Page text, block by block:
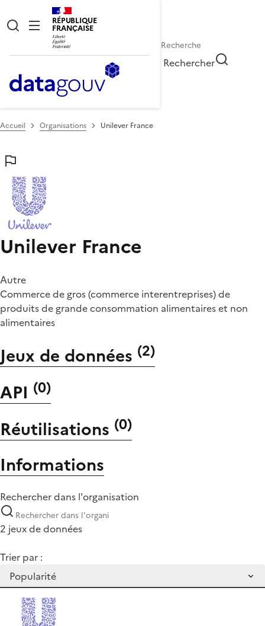
RÉPUBLIQUE
FRANÇAISE
Rechercher
Accueil Organisations Unilever France
Unilever France
Autre
Commerce de gros (commerce interentreprises) de
produits de grande consommation alimentaires et non
alimentaires
Jeux de données (2)
API (0)
Réutilisations (0)
Informations
Rechercher dans l'organisation
2 jeux de données
Trier par :